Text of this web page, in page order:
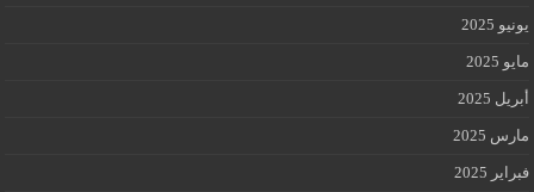
يونيو 2025
مايو 2025
أبريل 2025
مارس 2025
فبراير 2025